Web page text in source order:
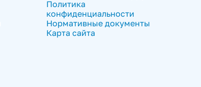
Политика
конфиденциальности
Нормативные документы
Карта сайта